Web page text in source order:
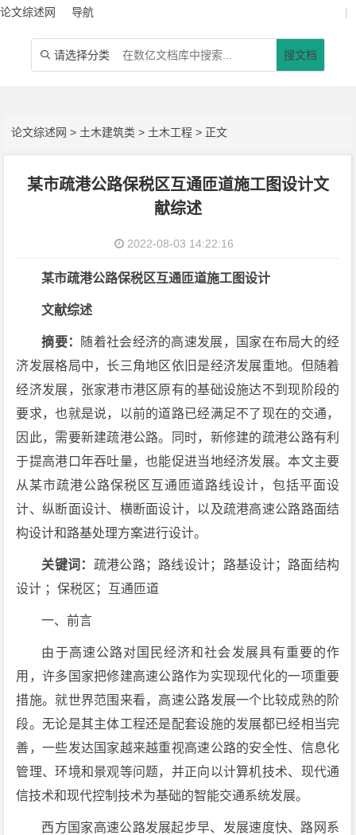
论文综述网 导航 |
 请选择分类 搜文档
论文综述网 > 土木建筑类 > 土木工程 > 正文
某市疏港公路保税区互通匝道施工图设计文
献综述
2022-08-03 14:22:16
某市疏港公路保税区互通匝道施工图设计
文献综述
摘要： 随着社会经济的高速发展，国家在布局大的经
济发展格局中，长三角地区依旧是经济发展重地。但随着
经济发展，张家港市港区原有的基础设施达不到现阶段的
要求，也就是说，以前的道路已经满足不了现在的交通，
因此，需要新建疏港公路。同时，新修建的疏港公路有利
于提高港口年吞吐量，也能促进当地经济发展。本文主要
从某市疏港公路保税区互通匝道路线设计，包括平面设
计、纵断面设计、横断面设计，以及疏港高速公路路面结
构设计和路基处理方案进行设计。
关键词： 疏港公路；路线设计；路基设计；路面结构
设计 ；保税区；互通匝道
一、前言
由于高速公路对国民经济和社会发展具有重要的作
用，许多国家把修建高速公路作为实现现代化的一项重要
措施。就世界范围来看，高速公路发展一个比较成熟的阶
段。无论是其主体工程还是配套设施的发展都已经相当完
善，一些发达国家越来越重视高速公路的安全性、信息化
管理、环境和景观等问题，并正向以计算机技术、现代通
信技术和现代控制技术为基础的智能交通系统发展。
西方国家高速公路发展起步早、发展速度快、路网系